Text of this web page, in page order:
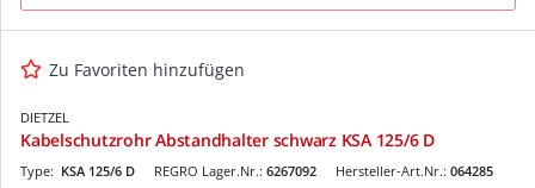
Zu Favoriten hinzufügen
DIETZEL
Kabelschutzrohr Abstandhalter schwarz KSA 125/6 D
REGRO Lager.Nr.: 6267092
Type: KSA 125/6 D Hersteller-Art.Nr.: 064285